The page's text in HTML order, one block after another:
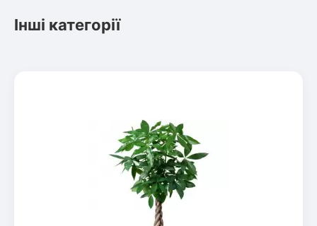
Інші категорії